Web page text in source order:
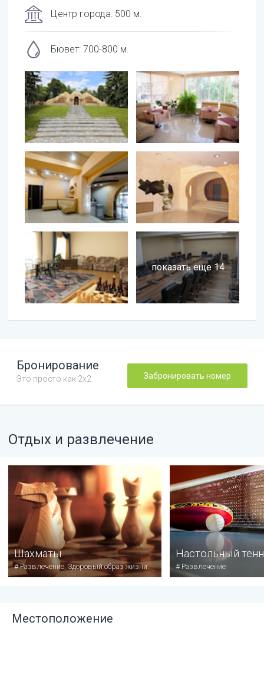
Центр города: 500 м.
Бювет: 700-800 м.
показать еще 14
Бронирование
Это просто как 2х2 Забронировать номер
Отдых и развлечение
Шахматы
#Развлечение, Здоровый образ жизни
Настольный
# Развлечение
Местоположение